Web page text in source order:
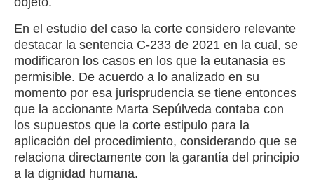
En el estudio del caso la corte considero relevante
destacar la sentencia C-233 de 2021 en la cual, se
modificaron los casos en los que la eutanasia es
permisible. De acuerdo a lo analizado en su
momento por esa jurisprudencia se tiene entonces
que la accionante Marta Sepúlveda contaba con
los supuestos que la corte estipulo para la
aplicación del procedimiento, considerando que se
relaciona directamente con la garantía del principio
a la dignidad humana.